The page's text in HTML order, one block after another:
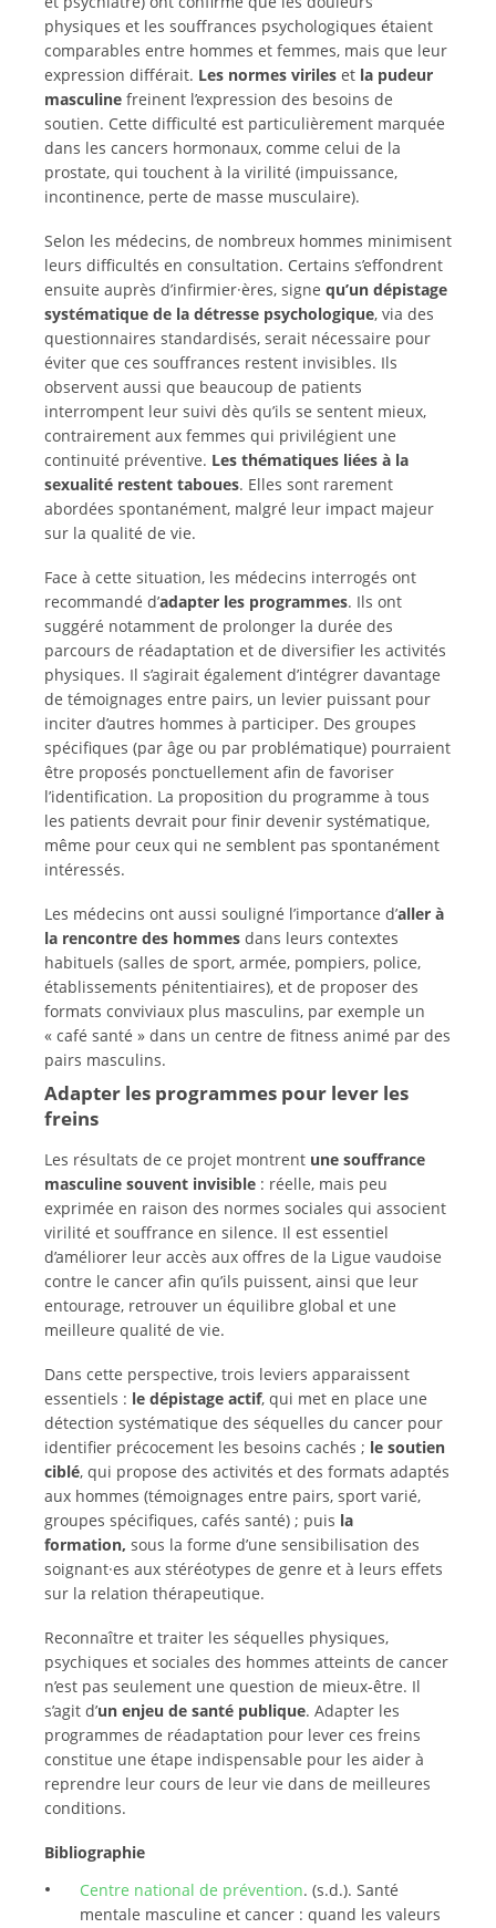
physiques et les souffrances psychologiques étaient
comparables entre hommes et femmes, mais que leur
expression différait. Les normes viriles et la pudeur
masculine freinent l’expression des besoins de
soutien. Cette difficulté est particulièrement marquée
dans les cancers hormonaux, comme celui de la
prostate, qui touchent à la virilité (impuissance,
incontinence, perte de masse musculaire).
Selon les médecins, de nombreux hommes minimisent
leurs difficultés en consultation. Certains s’effondrent
ensuite auprès d’infirmier·ères, signe qu’un dépistage
systématique de la détresse psychologique, via des
questionnaires standardisés, serait nécessaire pour
éviter que ces souffrances restent invisibles. Ils
observent aussi que beaucoup de patients
interrompent leur suivi dès qu’ils se sentent mieux,
contrairement aux femmes qui privilégient une
continuité préventive. Les thématiques liées à la
sexualité restent taboues. Elles sont rarement
abordées spontanément, malgré leur impact majeur
sur la qualité de vie.
Face à cette situation, les médecins interrogés ont
recommandé d’adapter les programmes. Ils ont
suggéré notamment de prolonger la durée des
parcours de réadaptation et de diversifier les activités
physiques. Il s’agirait également d’intégrer davantage
de témoignages entre pairs, un levier puissant pour
inciter d’autres hommes à participer. Des groupes
spécifiques (par âge ou par problématique) pourraient
être proposés ponctuellement afin de favoriser
l’identification. La proposition du programme à tous
les patients devrait pour finir devenir systématique,
même pour ceux qui ne semblent pas spontanément
intéressés.
Les médecins ont aussi souligné l’importance d’aller à
la rencontre des hommes dans leurs contextes
habituels (salles de sport, armée, pompiers, police,
établissements pénitentiaires), et de proposer des
formats conviviaux plus masculins, par exemple un
« café santé » dans un centre de fitness animé par des
pairs masculins.
Adapter les programmes pour lever les
freins
Les résultats de ce projet montrent une souffrance
masculine souvent invisible : réelle, mais peu
exprimée en raison des normes sociales qui associent
virilité et souffrance en silence. Il est essentiel
d’améliorer leur accès aux offres de la Ligue vaudoise
contre le cancer afin qu’ils puissent, ainsi que leur
entourage, retrouver un équilibre global et une
meilleure qualité de vie.
Dans cette perspective, trois leviers apparaissent
essentiels : le dépistage actif, qui met en place une
détection systématique des séquelles du cancer pour
identifier précocement les besoins cachés ; le soutien
ciblé, qui propose des activités et des formats adaptés
aux hommes (témoignages entre pairs, sport varié,
groupes spécifiques, cafés santé) ; puis la
formation, sous la forme d’une sensibilisation des
soignant·es aux stéréotypes de genre et à leurs effets
sur la relation thérapeutique.
Reconnaître et traiter les séquelles physiques,
psychiques et sociales des hommes atteints de cancer
n’est pas seulement une question de mieux-être. Il
s’agit d’un enjeu de santé publique. Adapter les
programmes de réadaptation pour lever ces freins
constitue une étape indispensable pour les aider à
reprendre leur cours de leur vie dans de meilleures
conditions.
Bibliographie
Centre national de prévention. (s.d.). Santé
mentale masculine et cancer : quand les valeurs